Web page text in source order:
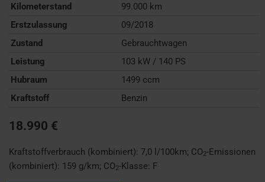
Kilometerstand
99.000 km
Erstzulassung
09/2018
Zustand
Gebrauchtwagen
Leistung
103 kW / 140 PS
Hubraum
1499 ccm
Kraftstoff
Benzin
18.990 €
Kraftstoffverbrauch (kombiniert): 7,0 l/100km; CO2-Emissionen
(kombiniert): 159 g/km; CO2-Klasse: F